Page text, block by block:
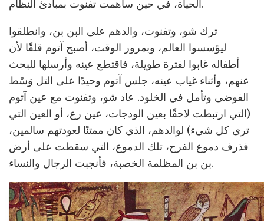
الحياة، في حين ساهمت تفنوت بمبادئ النظام.
ترك شو، وتفنوت، والدهم على البن بن، وانطلقوا
ليؤسسوا العالم، وبمرور الوقت، أصبح آتوم قلقًا لأن
أطفاله غابوا لفترة طويلة، فاقتطع عينه وأرسلها للبحث
عنهم، وأثناء غياب عينه، جلس آتوم وحيدًا على التل وَسْط
الفوضى وتأمل في الخلود. عاد شو، وتفنوت مع عين آتوم
(التي ارتبطت لاحقًا بعين الودجات، عين رع، أو العين التي
ترى كل شيء) لوالدهم، الذي كان ممتنًا لعودتهم سالمين،
فذرف دموع الفرح، تلك الدموع، التي سقطت على أرض
بن بن المظلمة الخصبة، فأنجبت الرجال والنساء.